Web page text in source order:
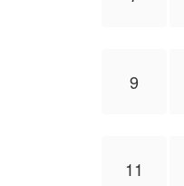
9
11